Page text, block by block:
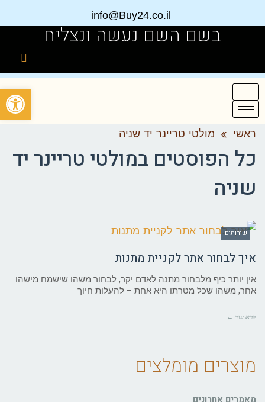
info@Buy24.co.il
בשם השם נעשה ונצליח
ראשי » מולטי טריינר יד שניה
כל הפוסטים במולטי טריינר יד
שניה
שירותים
איך לבחור אתר לקניית מתנות
אין יותר כיף מלבחור מתנה לאדם יקר, לבחור משהו שישמח מישהו
אחר, משהו שכל מטרתו היא אחת – להעלות חיוך
קרא עוד ←
מוצרים מומלצים